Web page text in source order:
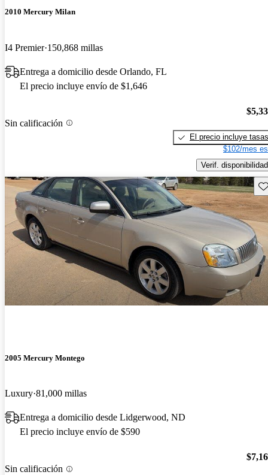
2010 Mercury Milan
I4 Premier 150,868 millas
Entrega a domicilio desde Orlando, FL
El precio incluye envío de $1,646
Sin calificación
El precio incluye tasas
$102/mes
Verif. disponibilidad
2005 Mercury Montego
Luxury 81,000 millas
Entrega a domicilio desde Lidgerwood, ND
El precio incluye envío de $590
Sin calificación